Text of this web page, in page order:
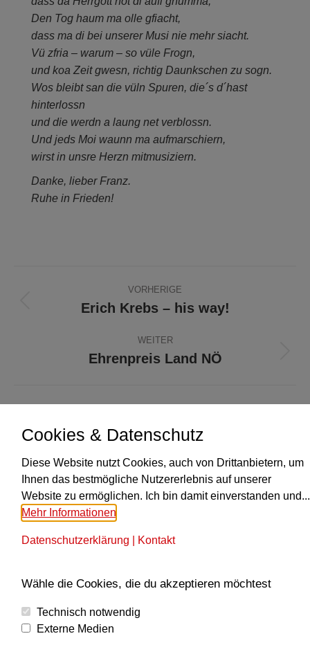
Den Tog haum ma olle gfiacht,
dass ma di bei unserer Musi nie mehr siacht.
Vü zfria – warum – so vüle Frogn,
und koa Zeit gwesn, richtig Daunkschen zu sogn.
Wos bleibt san die vüln Spuren, die´s d´hast
hinterlossn
und die werdn a laung net verblossn.
Und jeds Moi waunn ma aufmarschiern,
wirst in unsre Herzn mitmusiziern.
Danke, lieber Franz.
Ruhe in Frieden!
VORHERIGE
Vorheriger
Erich Krebs – his way!
WEITER
Nächster
Ehrenpreis Land NÖ
KONTAKT
Obmann Paul Traxler
+43 664 6183919
Finde uns auf:
Seite
wird
in
MUSIKALISCHE LEITUNG
Alexander Reisinger
M: +43 664 5243253
Cookies & Datenschutz
Diese Website nutzt Cookies, auch von Drittanbietern, um
Ihnen das bestmögliche Nutzererlebnis auf unserer
Website zu ermöglichen. Ich bin damit einverstanden und...
Mehr Informationen
Datenschutzerklärung Kontakt
Wähle die Cookies, die du akzeptieren möchtest
Technisch notwendig
Externe Medien